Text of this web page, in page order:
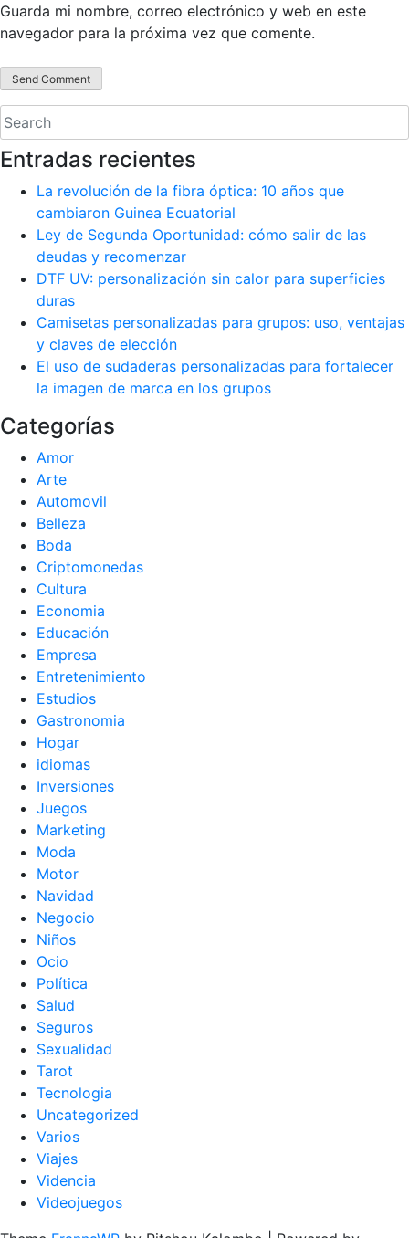
Guarda mi nombre, correo electrónico y web en este
navegador para la próxima vez que comente.
Entradas recientes
La revolución de la fibra óptica: 10 años que
cambiaron Guinea Ecuatorial
Ley de Segunda Oportunidad: cómo salir de las
deudas y recomenzar
DTF UV: personalización sin calor para superficies
duras
Camisetas personalizadas para grupos: uso, ventajas
y claves de elección
El uso de sudaderas personalizadas para fortalecer
la imagen de marca en los grupos
Categorías
Amor
Arte
Automovil
Belleza
Boda
Criptomonedas
Cultura
Economia
Educación
Empresa
Entretenimiento
Estudios
Gastronomia
Hogar
idiomas
Inversiones
Juegos
Marketing
Moda
Motor
Navidad
Negocio
Niños
Ocio
Política
Salud
Seguros
Sexualidad
Tarot
Tecnologia
Uncategorized
Varios
Viajes
Videncia
Videojuegos